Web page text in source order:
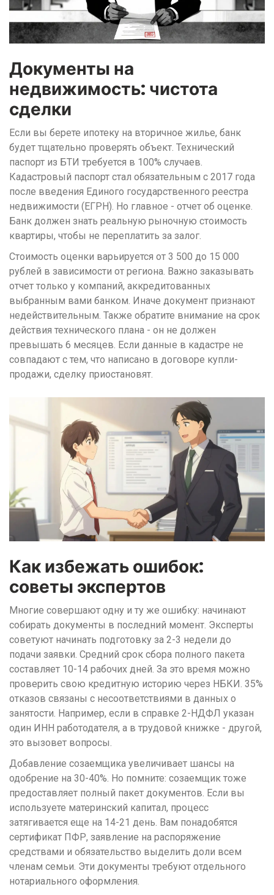
Документы на
недвижимость: чистота
сделки
Если вы берете ипотеку на вторичное жилье, банк
будет тщательно проверять объект. Технический
паспорт из БТИ требуется в 100% случаев.
Кадастровый паспорт стал обязательным с 2017 года
после введения Единого государственного реестра
недвижимости (ЕГРН). Но главное - отчет об оценке.
Банк должен знать реальную рыночную стоимость
квартиры, чтобы не переплатить за залог.
Стоимость оценки варьируется от 3 500 до 15 000
рублей в зависимости от региона. Важно заказывать
отчет только у компаний, аккредитованных
выбранным вами банком. Иначе документ признают
недействительным. Также обратите внимание на срок
действия технического плана - он не должен
превышать 6 месяцев. Если данные в кадастре не
совпадают с тем, что написано в договоре купли-
продажи, сделку приостановят.
Как избежать ошибок:
советы экспертов
Многие совершают одну и ту же ошибку: начинают
собирать документы в последний момент. Эксперты
советуют начинать подготовку за 2-3 недели до
подачи заявки. Средний срок сбора полного пакета
составляет 10-14 рабочих дней. За это время можно
проверить свою кредитную историю через НБКИ. 35%
отказов связаны с несоответствиями в данных о
занятости. Например, если в справке 2-НДФЛ указан
один ИНН работодателя, а в трудовой книжке - другой,
это вызовет вопросы.
Добавление созаемщика увеличивает шансы на
одобрение на 30-40%. Но помните: созаемщик тоже
предоставляет полный пакет документов. Если вы
используете материнский капитал, процесс
затягивается еще на 14-21 день. Вам понадобятся
сертификат ПФР, заявление на распоряжение
средствами и обязательство выделить доли всем
членам семьи. Эти документы требуют отдельного
нотариального оформления.